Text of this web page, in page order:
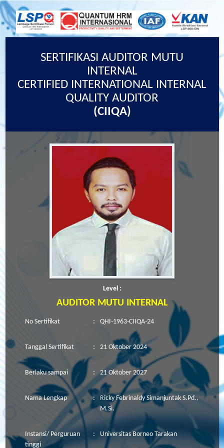
SERTIFIKASI AUDITOR MUTU
INTERNAL
CERTIFIED INTERNATIONAL INTERNAL
QUALITY AUDITOR
(CIIQA)
Level :
AUDITOR MUTU INTERNAL
No Sertifikat : QHI-1963-CIIQA-24
Tanggal Sertifikat : 21 Oktober 2024
Berlaku sampai : 21 Oktober 2027
Nama Lengkap :
Ricky Febrinaldy Simanjuntak S.Pd.,
M.Si.
Instansi/ Perguruan
tinggi
: Universitas Borneo Tarakan